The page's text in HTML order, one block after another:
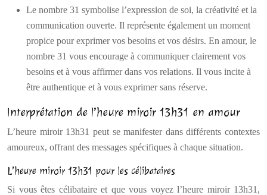
Le nombre 31 symbolise l’expression de soi, la créativité et la
communication ouverte. Il représente également un moment
propice pour exprimer vos besoins et vos désirs. En amour, le
nombre 31 vous encourage à communiquer clairement vos
besoins et à vous affirmer dans vos relations. Il vous incite à
être authentique et à vous exprimer sans réserve.
Interprétation de l’heure miroir 13h31 en amour
L’heure miroir 13h31 peut se manifester dans différents contextes
amoureux, offrant des messages spécifiques à chaque situation.
L’heure miroir 13h31 pour les célibataires
Si vous êtes célibataire et que vous voyez l’heure miroir 13h31,